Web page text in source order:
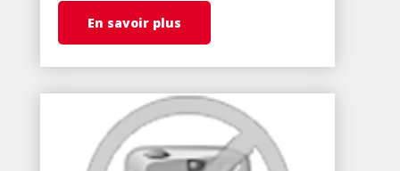
En savoir plus